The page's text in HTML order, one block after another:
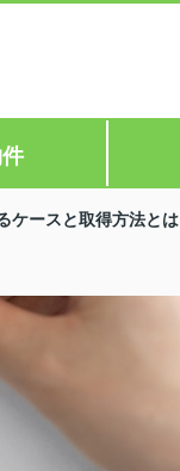
ケースと取得方法とは